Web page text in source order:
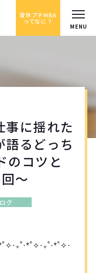
育休プチMBA
ってなに？
に揺れた
るどっち
のコツと
〜
グ